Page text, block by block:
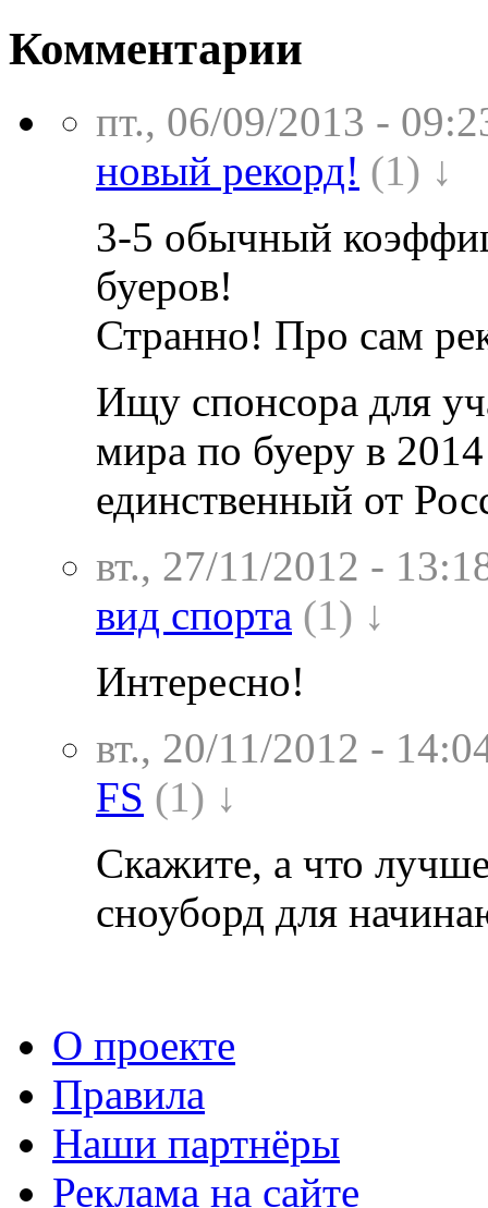
Комментарии
пт., 06/09/2013 -
новый рекорд! (1) ↓
3-5 обычный
буеров!
Странно! Про сам
Ищу спонсора для
мира по буеру в
единственный от
вт., 27/11/2012 -
вид спорта (1) ↓
Интересно!
вт., 20/11/2012 -
FS (1) ↓
Скажите, а что
сноуборд для
О проекте
Правила
Наши партнёры
Реклама на сайте